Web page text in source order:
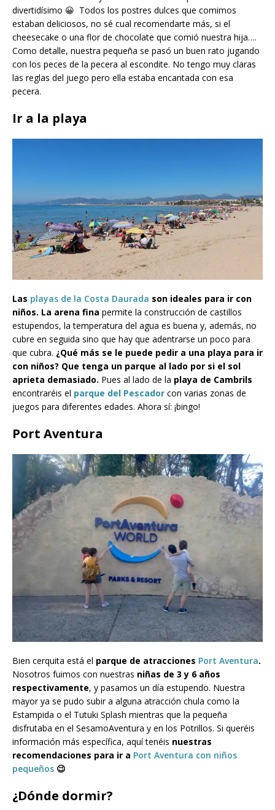
divertidísimo 😀 Todos los postres dulces que comimos
estaban deliciosos, no sé cual recomendarte más, si el
cheesecake o una flor de chocolate que comió nuestra hija….
Como detalle, nuestra pequeña se pasó un buen rato jugando
con los peces de la pecera al escondite. No tengo muy claras
las reglas del juego pero ella estaba encantada con esa
pecera.
Ir a la playa
Las playas de la Costa Daurada son ideales para ir con
niños. La arena fina permite la construcción de castillos
estupendos, la temperatura del agua es buena y, además, no
cubre en seguida sino que hay que adentrarse un poco para
que cubra. ¿Qué más se le puede pedir a una playa para ir
con niños? Que tenga un parque al lado por si el sol
aprieta demasiado. Pues al lado de la playa de Cambrils
encontraréis el parque del Pescador con varias zonas de
juegos para diferentes edades. Ahora sí: ¡bingo!
Port Aventura
Bien cerquita está el parque de atracciones Port Aventura.
Nosotros fuimos con nuestras niñas de 3 y 6 años
respectivamente, y pasamos un día estupendo. Nuestra
mayor ya se pudo subir a alguna atracción chula como la
Estampida o el Tutuki Splash mientras que la pequeña
disfrutaba en el SesamoAventura y en los Potrillos. Si queréis
información más específica, aquí tenéis nuestras
recomendaciones para ir a Port Aventura con niños
pequeños 😉
¿Dónde dormir?